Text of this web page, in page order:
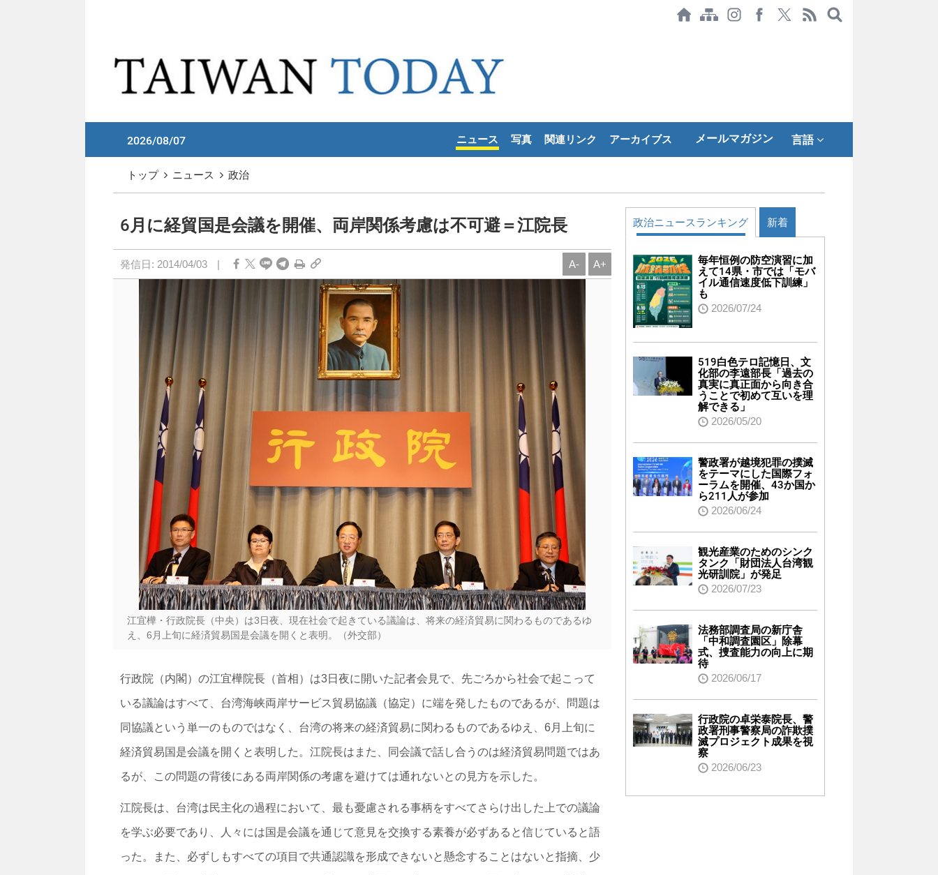
2026/08/07 メールマガジン 言語
ニュース 写真 関連リンク アーカイブス
トップ ニュース 政治
6月に経貿国是会議を開催、両岸関係考慮は不可避＝江院長
発信日: 2014/04/03 | A- A+
江宜樺・行政院長（中央）は3日夜、現在社会で起きている議論は、将来の経済貿易に関わるものであるゆ
え、6月上旬に経済貿易国是会議を開くと表明。（外交部）
行政院（内閣）の江宜樺院長（首相）は3日夜に開いた記者会見で、先ごろから社会で起こって
いる議論はすべて、台湾海峡両岸サービス貿易協議（協定）に端を発したものであるが、問題は
同協議という単一のものではなく、台湾の将来の経済貿易に関わるものであるゆえ、6月上旬に
経済貿易国是会議を開くと表明した。江院長はまた、同会議で話し合うのは経済貿易問題ではあ
るが、この問題の背後にある両岸関係の考慮を避けては通れないとの見方を示した。
江院長は、台湾は民主化の過程において、最も憂慮される事柄をすべてさらけ出した上での議論
を学ぶ必要であり、人々には国是会議を通じて意見を交換する素養が必ずあると信じていると語
った。また、必ずしもすべての項目で共通認識を形成できないと懸念することはないと指摘、少
政治ニュースランキング 新着
毎年恒例の防空演習に加
えて14県・市では「モバ
イル通信速度低下訓練」
も
2026/07/24
519白色テロ記憶日、文
化部の李遠部長「過去の
真実に真正面から向き合
うことで初めて互いを理
解できる」
2026/05/20
警政署が越境犯罪の撲滅
をテーマにした国際フォ
ーラムを開催、43か国か
ら211人が参加
2026/06/24
観光産業のためのシンク
タンク「財団法人台湾観
光研訓院」が発足
2026/07/23
法務部調査局の新庁舎
「中和調査園区」除幕
式、捜査能力の向上に期
待
2026/06/17
行政院の卓栄泰院長、警
政署刑事警察局の詐欺撲
滅プロジェクト成果を視
察
2026/06/23